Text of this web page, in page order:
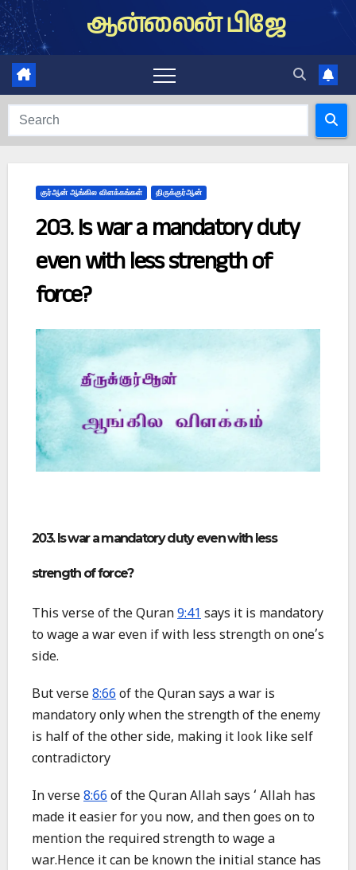
Skip
to
content
ஆன்லைன் பிஜே
குர்ஆன் ஆங்கில விளக்கங்கள் திருக்குர்ஆன்
203. Is war a mandatory duty
even with less strength of
force?
203. Is war a mandatory duty even with less
strength of force?
This verse of the Quran 9:41 says it is mandatory
to wage a war even if with less strength on one’s
side.
But verse 8:66 of the Quran says a war is
mandatory only when the strength of the enemy
is half of the other side, making it look like self
contradictory
In verse 8:66 of the Quran Allah says ‘ Allah has
made it easier for you now, and then goes on to
mention the required strength to wage a
war.Hence it can be known the initial stance has